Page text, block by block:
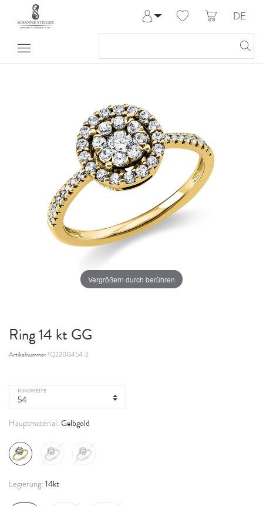
Anmelden
Meine Bestellungen
DE
Vergrößern durch berühren
Ring 14 kt GG
Artikelnummer1Q220G454-2
RINGWEITE
Hauptmaterial: Gelbgold
Legierung: 14kt